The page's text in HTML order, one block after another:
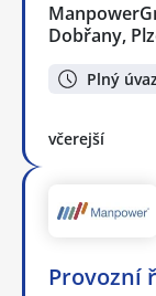
Dobřany,
Plný
včerejší
Provozní